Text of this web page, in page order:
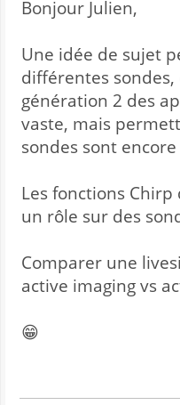
Bonjour Julien,
Une idée de sujet
différentes
génération 2 des
vaste, mais
sondes sont
Les fonctions
un rôle sur des
Comparer une
active imaging vs
😁